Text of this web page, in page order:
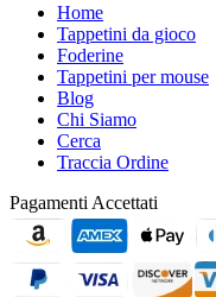
Home
Tappetini da gioco
Foderine
Tappetini per mouse
Blog
Chi Siamo
Cerca
Traccia Ordine
Pagamenti Accettati